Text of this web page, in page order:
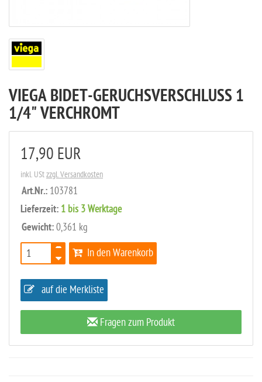
VIEGA BIDET-GERUCHSVERSCHLUSS 1
1/4" VERCHROMT
17,90 EUR
inkl. UStzzgl. Versandkosten
Art.Nr.: 103781
Lieferzeit: 1 bis 3 Werktage
Gewicht: 0,361 kg
In den Warenkorb
auf die Merkliste
Fragen zum Produkt